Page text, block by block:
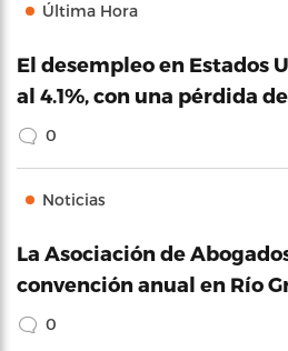
Última Hora
El desempleo en Estados
al 4.1%, con una pérdida
0
Noticias
La Asociación de
convención anual en Río
0